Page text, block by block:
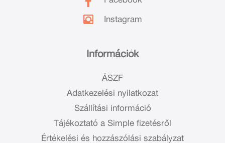
Információk
ÁSZF
Adatkezelési nyilatkozat
Szállítási információ
Tájékoztató a Simple fizetésről
Értékelési és hozzászólási szabályzat
Instagram